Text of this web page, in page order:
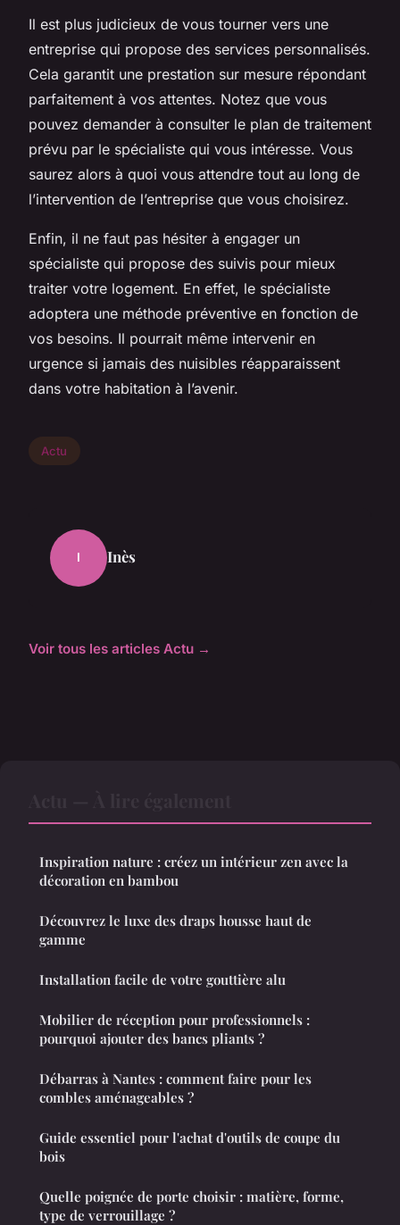
Il est plus judicieux de vous tourner vers une
entreprise qui propose des services personnalisés.
Cela garantit une prestation sur mesure répondant
parfaitement à vos attentes. Notez que vous
pouvez demander à consulter le plan de traitement
prévu par le spécialiste qui vous intéresse. Vous
saurez alors à quoi vous attendre tout au long de
l’intervention de l’entreprise que vous choisirez.
Enfin, il ne faut pas hésiter à engager un
spécialiste qui propose des suivis pour mieux
traiter votre logement. En effet, le spécialiste
adoptera une méthode préventive en fonction de
vos besoins. Il pourrait même intervenir en
urgence si jamais des nuisibles réapparaissent
dans votre habitation à l’avenir.
Actu
I Inès
Voir tous les articles Actu →
Inspiration nature : créez un intérieur zen avec la
décoration en bambou
Découvrez le luxe des draps housse haut de
gamme
Installation facile de votre gouttière alu
Mobilier de réception pour professionnels :
pourquoi ajouter des bancs pliants ?
Débarras à Nantes : comment faire pour les
combles aménageables ?
Guide essentiel pour l'achat d'outils de coupe du
bois
Quelle poignée de porte choisir : matière, forme,
type de verrouillage ?